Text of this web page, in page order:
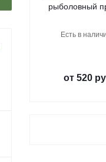
рыболовный
Есть в
от 520